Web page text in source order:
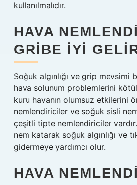
kullanılmalıdır.
HAVA
GRIBE IYI
Soğuk algınlığı ve grip mevsimi
hava solunum problemlerini
kuru havanın olumsuz etkilerini
nemlendiriciler ve soğuk sisli
çeşitli tipte nemlendiriciler
nem katarak soğuk algınlığı ve
gidermeye yardımcı olur.
HAVA